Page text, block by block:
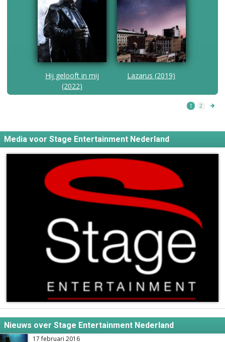
Hij gelooft in mij
(2022)
Lazarus (2019)
1 2
Media voor Stage Entertainment Nederland
Nieuws over Stage Entertainment Nederland
17 februari 2016